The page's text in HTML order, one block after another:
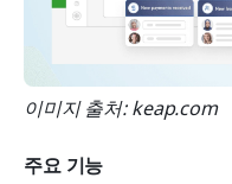
이미지 출처: keap.com
주요 기능